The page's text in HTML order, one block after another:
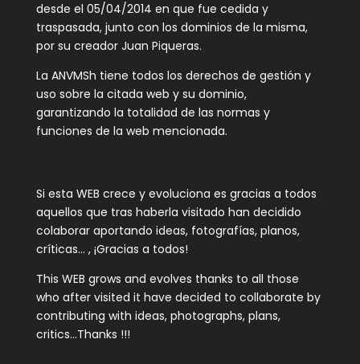
desde el 05/04/2014 en que fue cedida y
traspasada, junto con los dominios de la misma,
por su creador Juan Piqueras.
La ANVMSh tiene todos los derechos de gestión y
uso sobre la citada web y su dominio,
garantizando la totalidad de las normas y
funciones de la web mencionada.
Si esta WEB crece y evoluciona es gracias a todos
aquellos que tras haberla visitado han decidido
colaborar aportando ideas, fotografías, planos,
críticas… , ¡Gracias a todos!
This WEB grows and evolves thanks to all those
who after visited it have decided to collaborate by
contributing with ideas, photographs, plans,
critics…Thanks !!!